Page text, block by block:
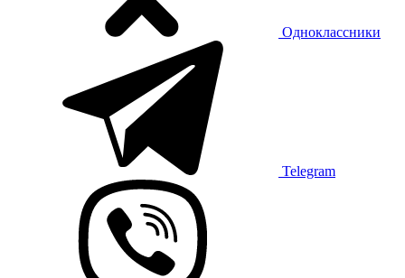
Одноклассники
Telegram